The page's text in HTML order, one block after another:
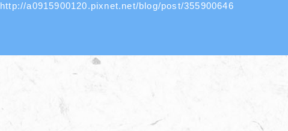
的感覺~ http://a0915900120.pixnet.net/blog/post/355900646